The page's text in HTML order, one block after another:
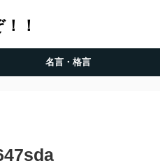
！
名言・格言